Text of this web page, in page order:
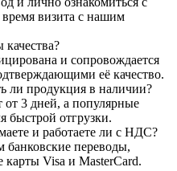
визита с нашим
и сопровождается
её качество.
ли продукция в наличии?
от 3 дней, а популярные
быстрой отгрузки.
и работаете ли с НДС?
переводы,
Visa и MasterCard.